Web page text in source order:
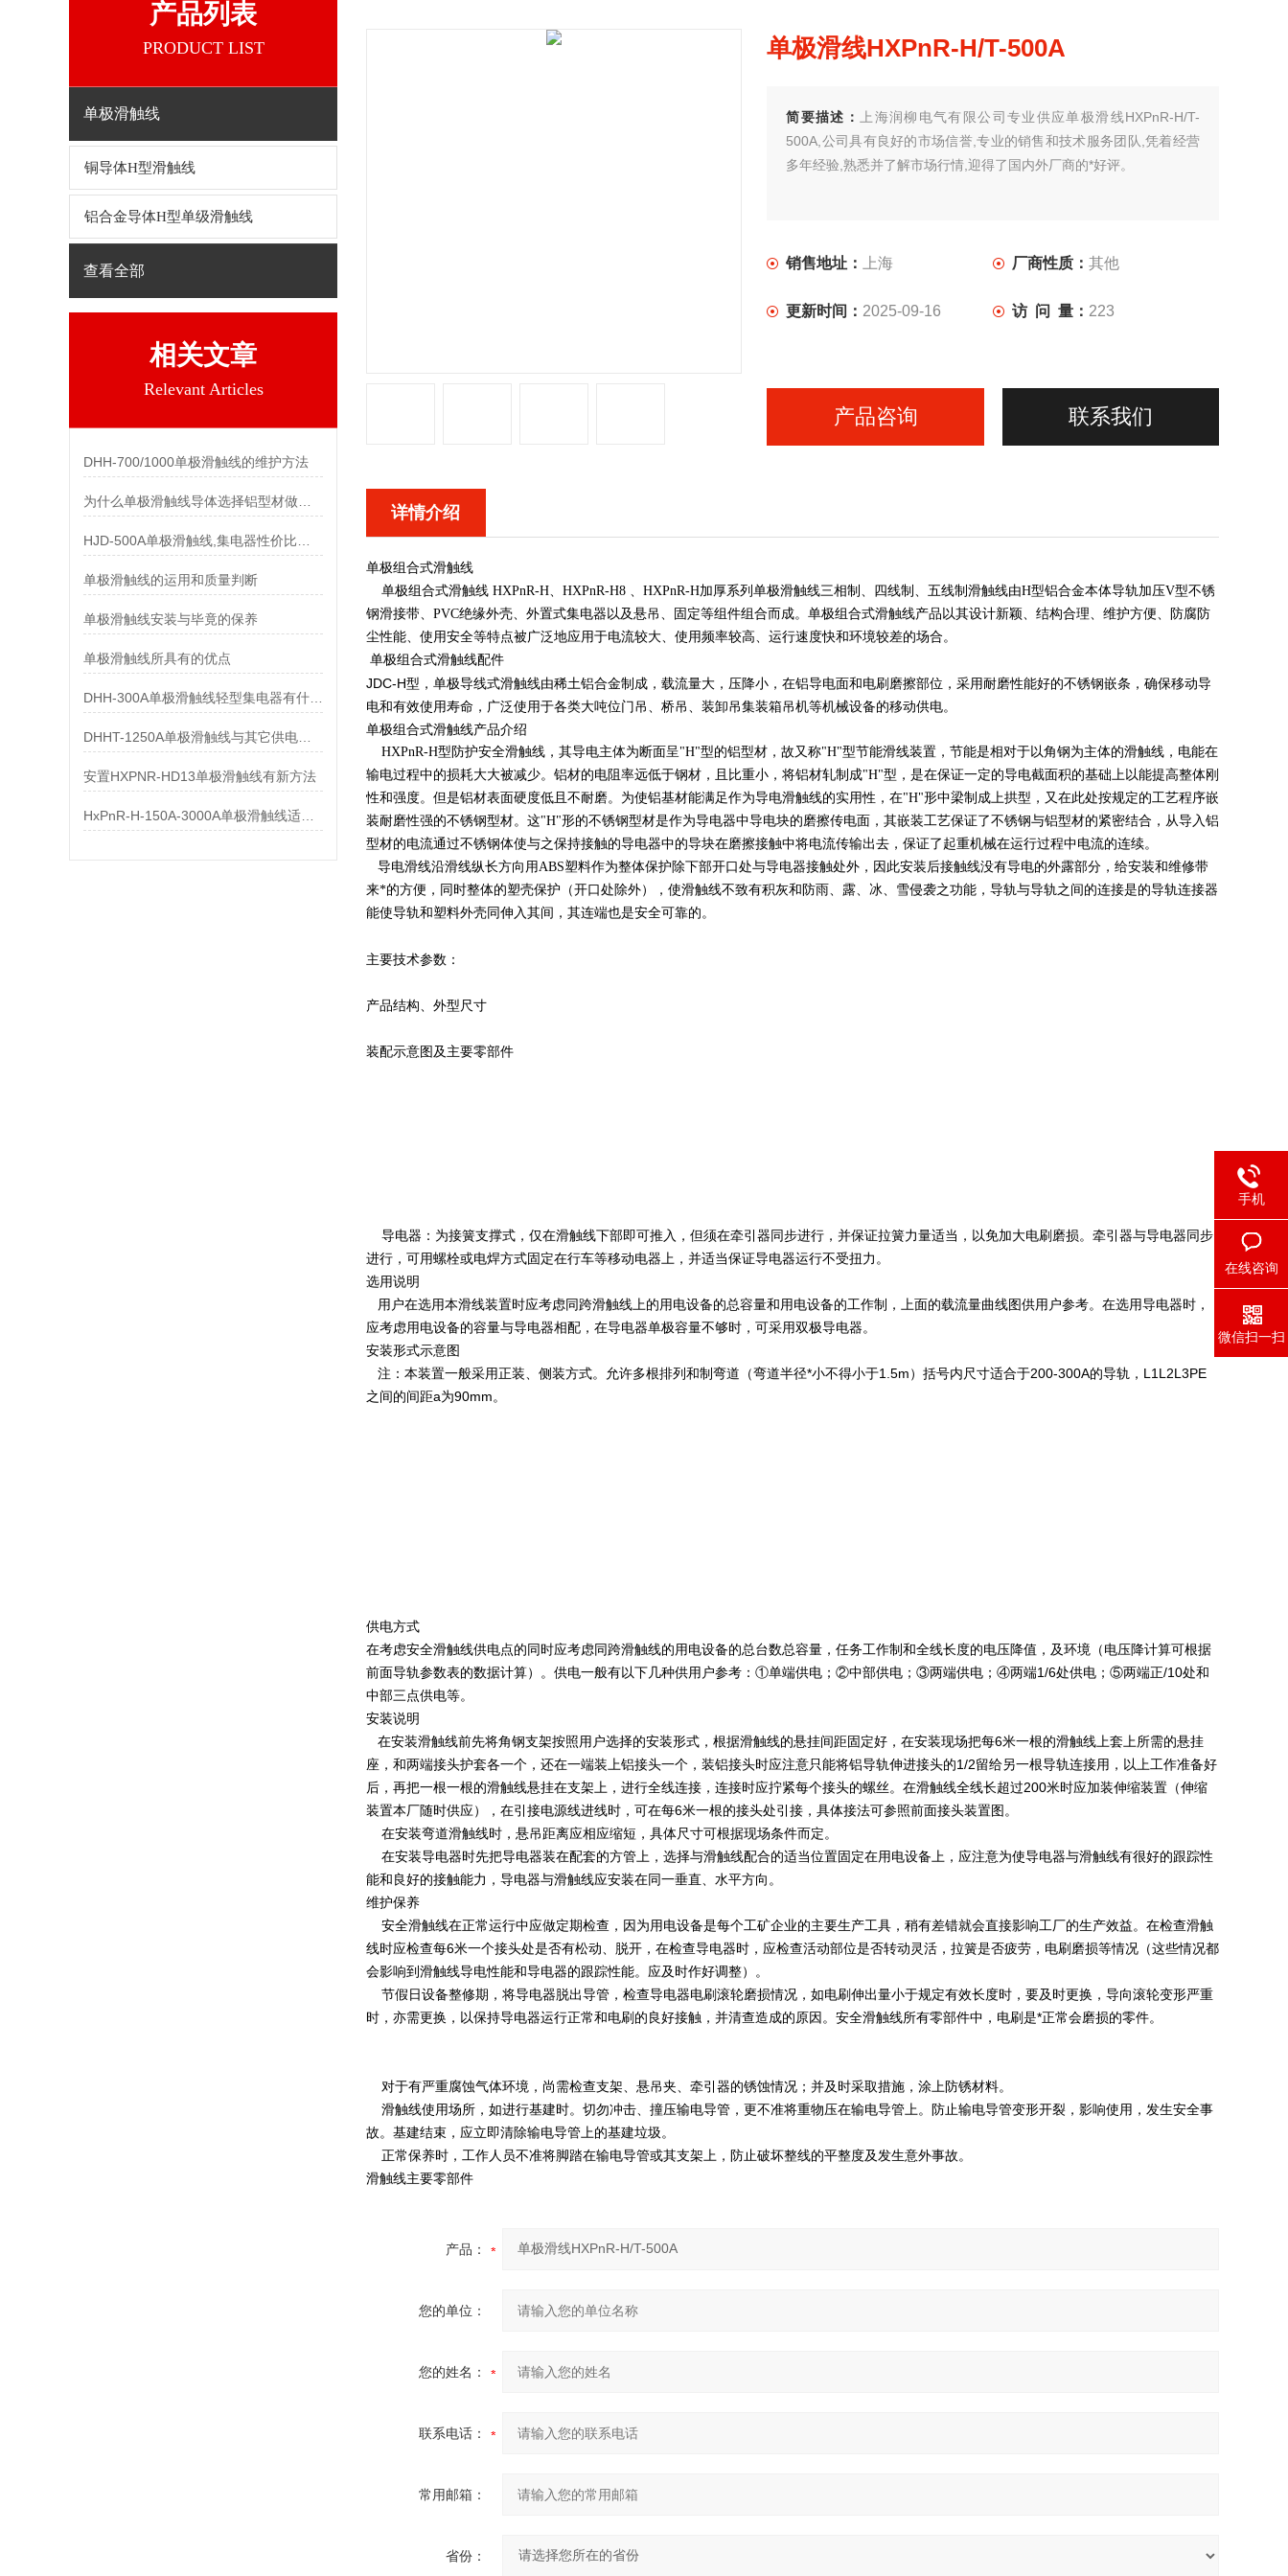
产品列表
PRODUCT LIST
单极滑触线
铜导体H型滑触线
铝合金导体H型单级滑触线
查看全部
相关文章
Relevant Articles
DHH-700/1000单极滑触线的维护方法
为什么单极滑触线导体选择铝型材做而不是纯铝做
单极滑触线的运用和质量判断
单极滑触线安装与毕竟的保养
单极滑触线所具有的优点
DHH-300A单极滑触线轻型集电器有什么样的要求
DHHT-1250A单极滑触线与其它供电系统的比较
安置HXPNR-HD13单极滑触线有新方法
HxPnR-H-150A-3000A单极滑触线适用条件都有哪些
单极滑线HXPnR-H/T-500A
简要描述：
上海润柳电气有限公司专业供应单极滑线HXPnR-H/T-
500A,公司具有良好的市场信誉,专业的销售和技术服务团队,凭着经营
多年经验,熟悉并了解市场行情,迎得了国内外厂商的*好评。
销售地址： 上海 厂商性质：其他
更新时间： 2025-09-16 访 问 量： 223
产品咨询 联系我们
详情介绍
单极组合式滑触线
单极组合式滑触线 HXPnR-H、HXPnR-H8 、HXPnR-H加厚系列单极滑触线三相制、四线制、五线制滑触线由H型铝合金本体导轨加压V型不锈
钢滑接带、PVC绝缘外壳、外置式集电器以及悬吊、固定等组件组合而成。单极组合式滑触线产品以其设计新颖、结构合理、维护方便、防腐防
尘性能、使用安全等特点被广泛地应用于电流较大、使用频率较高、运行速度快和环境较差的场合。
单极组合式滑触线配件
JDC-H型，单极导线式滑触线由稀土铝合金制成，载流量大，压降小，在铝导电面和电刷磨擦部位，采用耐磨性能好的不锈钢嵌条，确保移动导
电和有效使用寿命，广泛使用于各类大吨位门吊、桥吊、装卸吊集装箱吊机等机械设备的移动供电。
单极组合式滑触线产品介绍
HXPnR-H型防护安全滑触线，其导电主体为断面呈"H"型的铝型材，故又称"H"型节能滑线装置，节能是相对于以角钢为主体的滑触线，电能在
输电过程中的损耗大大被减少。铝材的电阻率远低于钢材，且比重小，将铝材轧制成"H"型，是在保证一定的导电截面积的基础上以能提高整体刚
性和强度。但是铝材表面硬度低且不耐磨。为使铝基材能满足作为导电滑触线的实用性，在"H"形中梁制成上拱型，又在此处按规定的工艺程序嵌
装耐磨性强的不锈钢型材。这"H"形的不锈钢型材是作为导电器中导电块的磨擦传电面，其嵌装工艺保证了不锈钢与铝型材的紧密结合，从导入铝
型材的电流通过不锈钢体使与之保持接触的导电器中的导块在磨擦接触中将电流传输出去，保证了起重机械在运行过程中电流的连续。
导电滑线沿滑线纵长方向用ABS塑料作为整体保护除下部开口处与导电器接触处外，因此安装后接触线没有导电的外露部分，给安装和维修带
来*的方便，同时整体的塑壳保护（开口处除外），使滑触线不致有积灰和防雨、露、冰、雪侵袭之功能，导轨与导轨之间的连接是的导轨连接器
能使导轨和塑料外壳同伸入其间，其连端也是安全可靠的。
主要技术参数：
产品结构、外型尺寸
装配示意图及主要零部件
导电器：为接簧支撑式，仅在滑触线下部即可推入，但须在牵引器同步进行，并保证拉簧力量适当，以免加大电刷磨损。牵引器与导电器同步
进行，可用螺栓或电焊方式固定在行车等移动电器上，并适当保证导电器运行不受扭力。
选用说明
用户在选用本滑线装置时应考虑同跨滑触线上的用电设备的总容量和用电设备的工作制，上面的载流量曲线图供用户参考。在选用导电器时，
应考虑用电设备的容量与导电器相配，在导电器单极容量不够时，可采用双极导电器。
安装形式示意图
注：本装置一般采用正装、侧装方式。允许多根排列和制弯道（弯道半径*小不得小于1.5m）括号内尺寸适合于200-300A的导轨，L1L2L3PE
之间的间距a为90mm。
供电方式
在考虑安全滑触线供电点的同时应考虑同跨滑触线的用电设备的总台数总容量，任务工作制和全线长度的电压降值，及环境（电压降计算可根据
前面导轨参数表的数据计算）。供电一般有以下几种供用户参考：①单端供电；②中部供电；③两端供电；④两端1/6处供电；⑤两端正/10处和
中部三点供电等。
安装说明
在安装滑触线前先将角钢支架按照用户选择的安装形式，根据滑触线的悬挂间距固定好，在安装现场把每6米一根的滑触线上套上所需的悬挂
座，和两端接头护套各一个，还在一端装上铝接头一个，装铝接头时应注意只能将铝导轨伸进接头的1/2留给另一根导轨连接用，以上工作准备好
后，再把一根一根的滑触线悬挂在支架上，进行全线连接，连接时应拧紧每个接头的螺丝。在滑触线全线长超过200米时应加装伸缩装置（伸缩
装置本厂随时供应），在引接电源线进线时，可在每6米一根的接头处引接，具体接法可参照前面接头装置图。
在安装弯道滑触线时，悬吊距离应相应缩短，具体尺寸可根据现场条件而定。
在安装导电器时先把导电器装在配套的方管上，选择与滑触线配合的适当位置固定在用电设备上，应注意为使导电器与滑触线有很好的跟踪性
能和良好的接触能力，导电器与滑触线应安装在同一垂直、水平方向。
维护保养
安全滑触线在正常运行中应做定期检查，因为用电设备是每个工矿企业的主要生产工具，稍有差错就会直接影响工厂的生产效益。在检查滑触
线时应检查每6米一个接头处是否有松动、脱开，在检查导电器时，应检查活动部位是否转动灵活，拉簧是否疲劳，电刷磨损等情况（这些情况都
会影响到滑触线导电性能和导电器的跟踪性能。应及时作好调整）。
节假日设备整修期，将导电器脱出导管，检查导电器电刷滚轮磨损情况，如电刷伸出量小于规定有效长度时，要及时更换，导向滚轮变形严重
时，亦需更换，以保持导电器运行正常和电刷的良好接触，并清查造成的原因。安全滑触线所有零部件中，电刷是*正常会磨损的零件。
对于有严重腐蚀气体环境，尚需检查支架、悬吊夹、牵引器的锈蚀情况；并及时采取措施，涂上防锈材料。
滑触线使用场所，如进行基建时。切勿冲击、撞压输电导管，更不准将重物压在输电导管上。防止输电导管变形开裂，影响使用，发生安全事
故。基建结束，应立即清除输电导管上的基建垃圾。
正常保养时，工作人员不准将脚踏在输电导管或其支架上，防止破坏整线的平整度及发生意外事故。
滑触线主要零部件
产品：
您的单位：
您的姓名：
联系电话：
常用邮箱：
省份：
手机
在线咨询
微信扫一扫